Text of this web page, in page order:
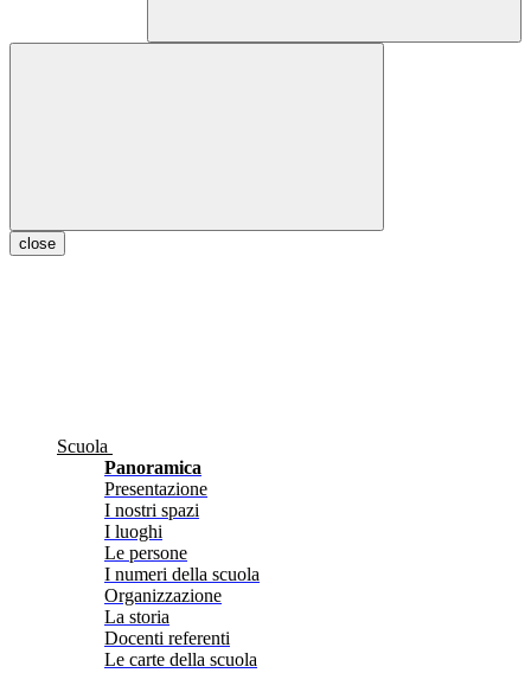
close
Scuola
Panoramica
Presentazione
I nostri spazi
I luoghi
Le persone
I numeri della scuola
Organizzazione
La storia
Docenti referenti
Le carte della scuola